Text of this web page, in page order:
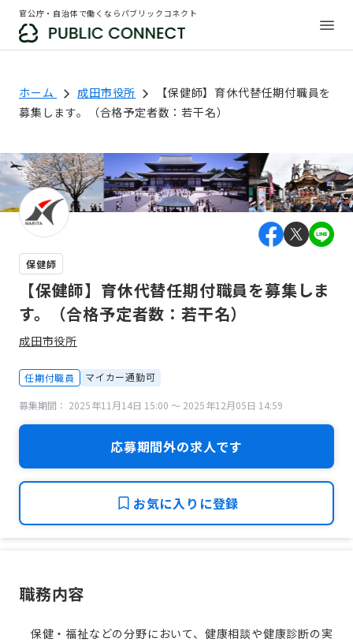
官公庁・自治体で働くならパブリックコネクト
ホーム 成田市役所
【保健師】育休代替任期付職員を
募集します。（合格予定者数：若干名）
保健師
【保健師】育休代替任期付職員を募集しま
す。（合格予定者数：若干名）
成田市役所
任期付職員 マイカー通勤可
募集期間： 2025年11月14日 15:00 〜 2025年12月05日 14:59
応募期間外の求人です
お気に入りに登録
職務内容
保健・福祉などの分野において、健康相談や健康診断の実